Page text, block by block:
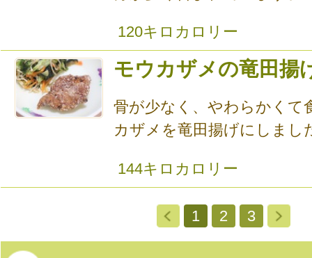
120キロカロリー
モウカザメの竜田揚
骨が少なく、やわらかくて
カザメを竜田揚げにしまし
144キロカロリー
1 2 3